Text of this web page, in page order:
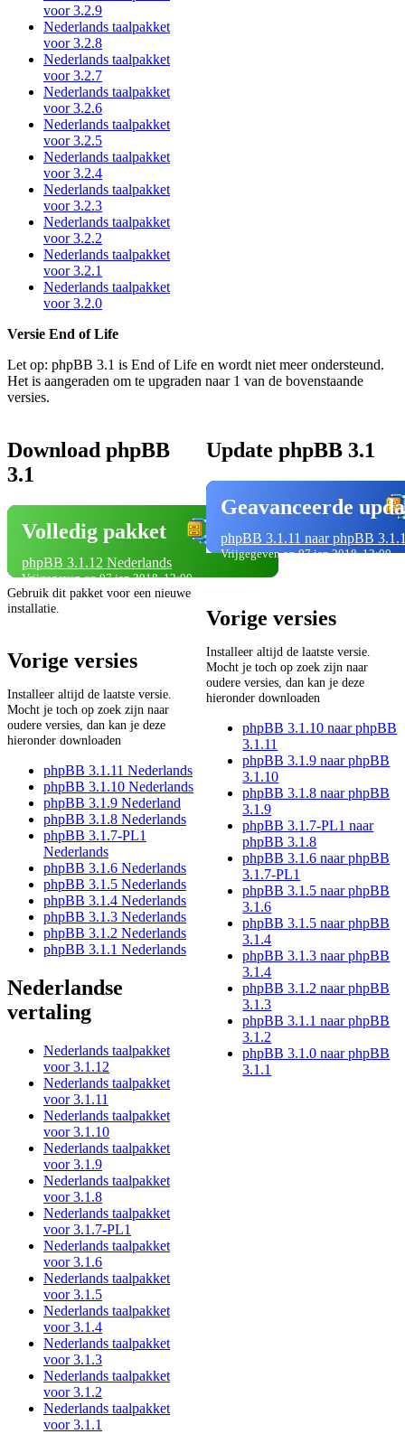
voor 3.2.9
Nederlands taalpakket
voor 3.2.8
Nederlands taalpakket
voor 3.2.7
Nederlands taalpakket
voor 3.2.6
Nederlands taalpakket
voor 3.2.5
Nederlands taalpakket
voor 3.2.4
Nederlands taalpakket
voor 3.2.3
Nederlands taalpakket
voor 3.2.2
Nederlands taalpakket
voor 3.2.1
Nederlands taalpakket
voor 3.2.0
Versie End of Life
Let op: phpBB 3.1 is End of Life en wordt niet meer ondersteund.
Het is aangeraden om te upgraden naar 1 van de bovenstaande
versies.
Download phpBB
3.1
Volledig pakket
phpBB 3.1.12 Nederlands
Vrijgegeven op 07 jan 2018, 12:00
Gebruik dit pakket voor een nieuwe
installatie.
Vorige versies
Installeer altijd de laatste versie.
Mocht je toch op zoek zijn naar
oudere versies, dan kan je deze
hieronder downloaden
phpBB 3.1.11 Nederlands
phpBB 3.1.10 Nederlands
phpBB 3.1.9 Nederland
phpBB 3.1.8 Nederlands
phpBB 3.1.7-PL1
Nederlands
phpBB 3.1.6 Nederlands
phpBB 3.1.5 Nederlands
phpBB 3.1.4 Nederlands
phpBB 3.1.3 Nederlands
phpBB 3.1.2 Nederlands
phpBB 3.1.1 Nederlands
Nederlandse
vertaling
Nederlands taalpakket
voor 3.1.12
Nederlands taalpakket
voor 3.1.11
Nederlands taalpakket
voor 3.1.10
Nederlands taalpakket
voor 3.1.9
Nederlands taalpakket
voor 3.1.8
Nederlands taalpakket
voor 3.1.7-PL1
Nederlands taalpakket
voor 3.1.6
Nederlands taalpakket
voor 3.1.5
Nederlands taalpakket
voor 3.1.4
Nederlands taalpakket
voor 3.1.3
Nederlands taalpakket
voor 3.1.2
Nederlands taalpakket
voor 3.1.1
Update phpBB 3.1
Geavanceerde
phpBB 3.1.11 naar phpBB
Vrijgegeven op 07 jan 2018, 12:00
Vorige versies
Installeer altijd de laatste versie.
Mocht je toch op zoek zijn naar
oudere versies, dan kan je deze
hieronder downloaden
phpBB 3.1.10 naar phpBB
3.1.11
phpBB 3.1.9 naar phpBB
3.1.10
phpBB 3.1.8 naar phpBB
3.1.9
phpBB 3.1.7-PL1 naar
phpBB 3.1.8
phpBB 3.1.6 naar phpBB
3.1.7-PL1
phpBB 3.1.5 naar phpBB
3.1.6
phpBB 3.1.5 naar phpBB
3.1.4
phpBB 3.1.3 naar phpBB
3.1.4
phpBB 3.1.2 naar phpBB
3.1.3
phpBB 3.1.1 naar phpBB
3.1.2
phpBB 3.1.0 naar phpBB
3.1.1